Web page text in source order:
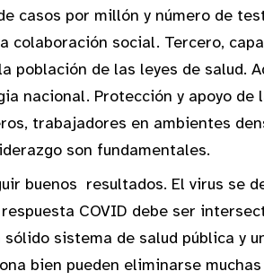
casos por millón y número de
colaboración social. Tercero,
de las leyes de salud.
nacional. Protección y apoyo
trabajadores en ambientes
son fundamentales.
buenos resultados. El virus se
COVID debe ser
sistema de salud pública y
bien pueden eliminarse